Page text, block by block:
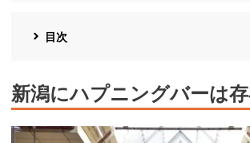
目次
新潟にハプニングバーは